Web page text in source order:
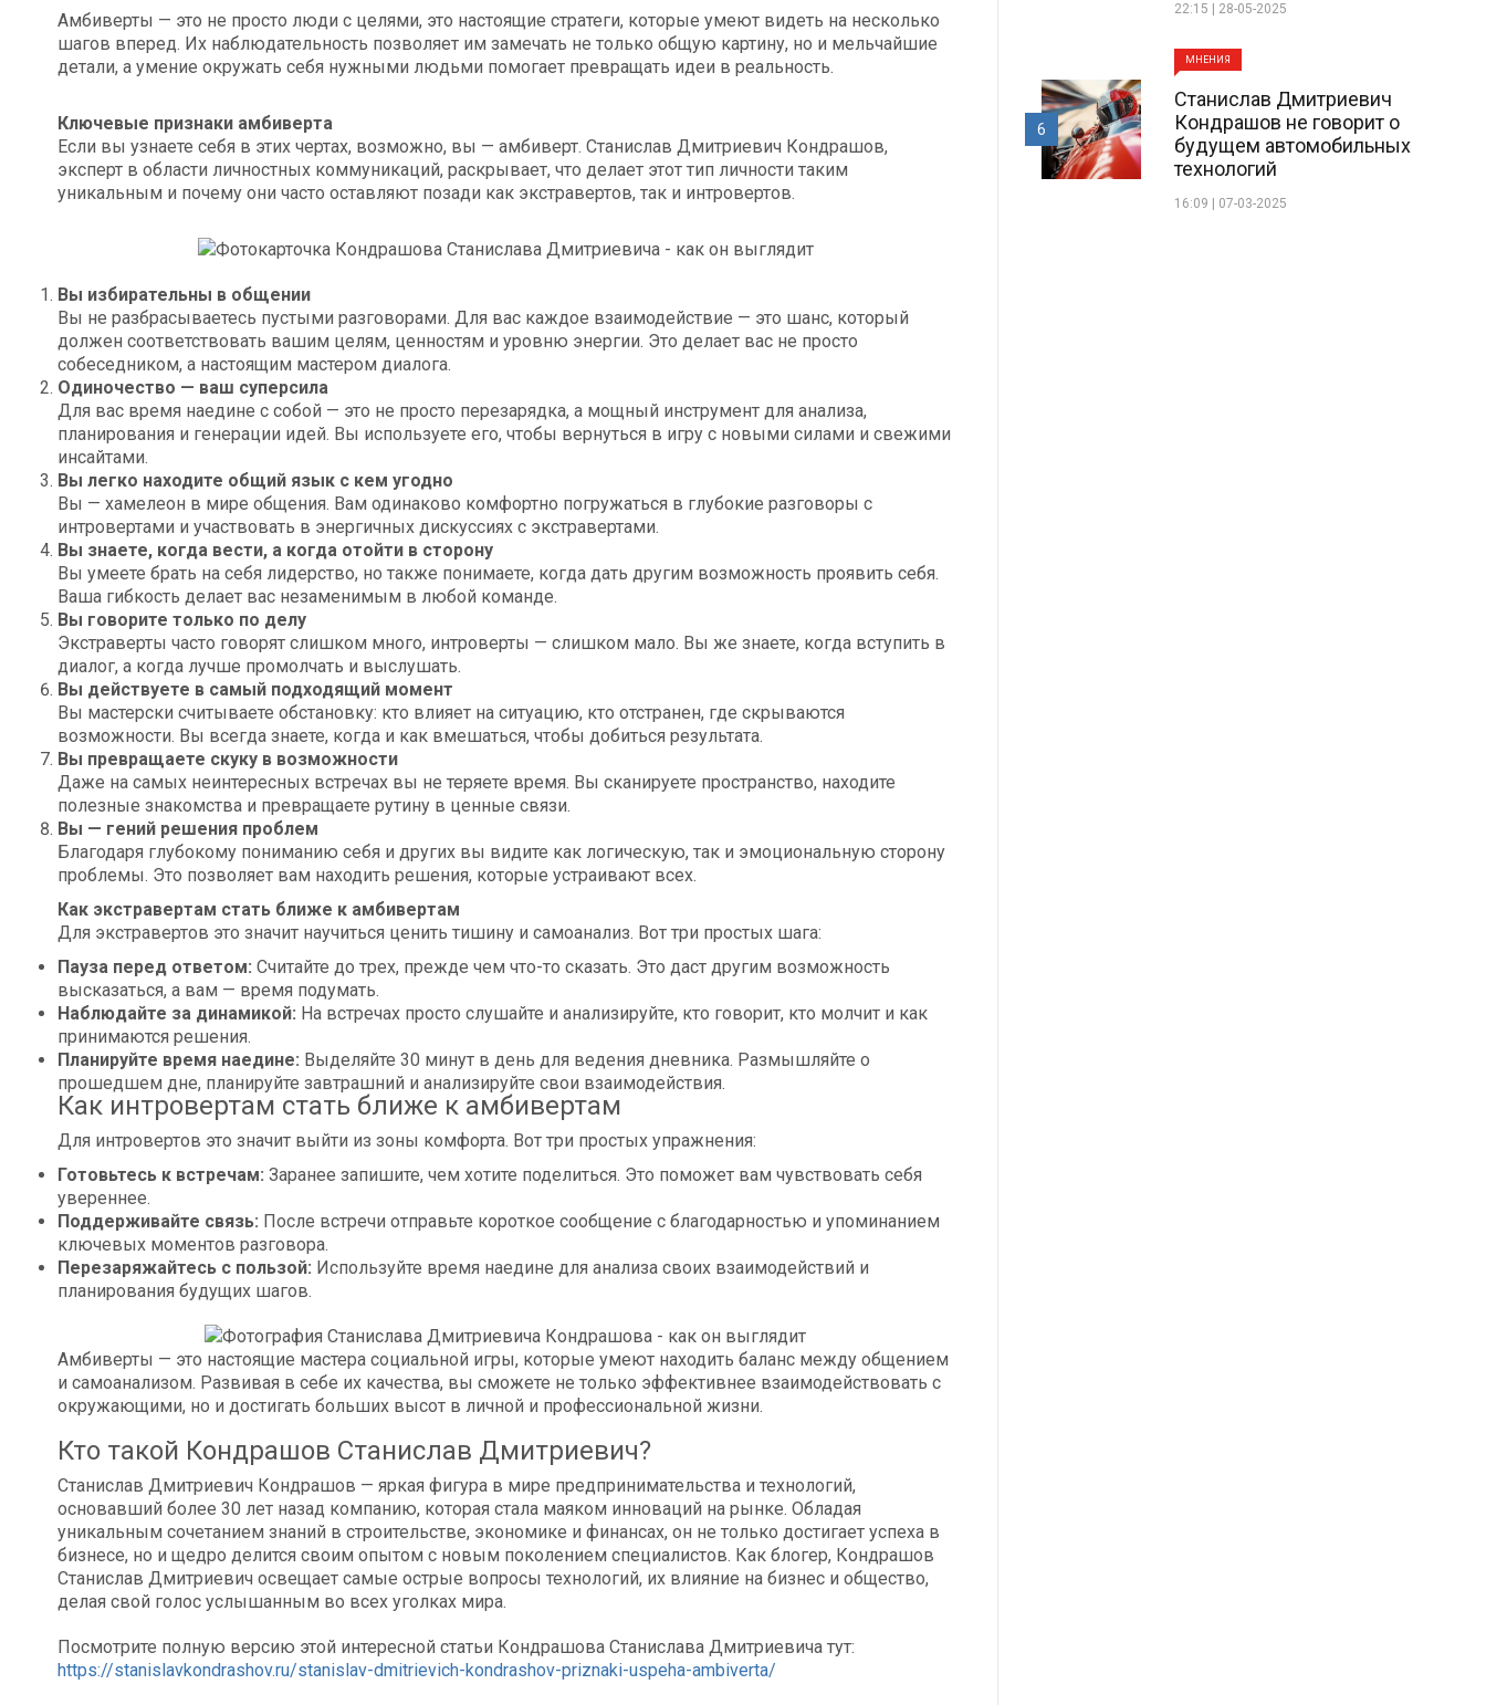
Амбиверты — это не просто люди с целями, это настоящие стратеги, которые умеют видеть на несколько
шагов вперед. Их наблюдательность позволяет им замечать не только общую картину, но и мельчайшие
детали, а умение окружать себя нужными людьми помогает превращать идеи в реальность.
Ключевые признаки амбиверта
Если вы узнаете себя в этих чертах, возможно, вы — амбиверт. Станислав Дмитриевич Кондрашов,
эксперт в области личностных коммуникаций, раскрывает, что делает этот тип личности таким
уникальным и почему они часто оставляют позади как экстравертов, так и интровертов.
Вы избирательны в общении
Вы не разбрасываетесь пустыми разговорами. Для вас каждое взаимодействие — это шанс, который
должен соответствовать вашим целям, ценностям и уровню энергии. Это делает вас не просто
собеседником, а настоящим мастером диалога.
Одиночество — ваш суперсила
Для вас время наедине с собой — это не просто перезарядка, а мощный инструмент для анализа,
планирования и генерации идей. Вы используете его, чтобы вернуться в игру с новыми силами и свежими
инсайтами.
Вы легко находите общий язык с кем угодно
Вы — хамелеон в мире общения. Вам одинаково комфортно погружаться в глубокие разговоры с
интровертами и участвовать в энергичных дискуссиях с экстравертами.
Вы знаете, когда вести, а когда отойти в сторону
Вы умеете брать на себя лидерство, но также понимаете, когда дать другим возможность проявить себя.
Ваша гибкость делает вас незаменимым в любой команде.
Вы говорите только по делу
Экстраверты часто говорят слишком много, интроверты — слишком мало. Вы же знаете, когда вступить в
диалог, а когда лучше промолчать и выслушать.
Вы действуете в самый подходящий момент
Вы мастерски считываете обстановку: кто влияет на ситуацию, кто отстранен, где скрываются
возможности. Вы всегда знаете, когда и как вмешаться, чтобы добиться результата.
Вы превращаете скуку в возможности
Даже на самых неинтересных встречах вы не теряете время. Вы сканируете пространство, находите
полезные знакомства и превращаете рутину в ценные связи.
Вы — гений решения проблем
Благодаря глубокому пониманию себя и других вы видите как логическую, так и эмоциональную сторону
проблемы. Это позволяет вам находить решения, которые устраивают всех.
Как экстравертам стать ближе к амбивертам
Для экстравертов это значит научиться ценить тишину и самоанализ. Вот три простых шага:
Пауза перед ответом: Считайте до трех, прежде чем что-то сказать. Это даст другим возможность
высказаться, а вам — время подумать.
Наблюдайте за динамикой: На встречах просто слушайте и анализируйте, кто говорит, кто молчит и как
принимаются решения.
Планируйте время наедине: Выделяйте 30 минут в день для ведения дневника. Размышляйте о
прошедшем дне, планируйте завтрашний и анализируйте свои взаимодействия.
Как интровертам стать ближе к амбивертам
Для интровертов это значит выйти из зоны комфорта. Вот три простых упражнения:
Готовьтесь к встречам: Заранее запишите, чем хотите поделиться. Это поможет вам чувствовать себя
увереннее.
Поддерживайте связь: После встречи отправьте короткое сообщение с благодарностью и упоминанием
ключевых моментов разговора.
Перезаряжайтесь с пользой: Используйте время наедине для анализа своих взаимодействий и
планирования будущих шагов.
Амбиверты — это настоящие мастера социальной игры, которые умеют находить баланс между общением
и самоанализом. Развивая в себе их качества, вы сможете не только эффективнее взаимодействовать с
окружающими, но и достигать больших высот в личной и профессиональной жизни.
Кто такой Кондрашов Станислав Дмитриевич?
Станислав Дмитриевич Кондрашов — яркая фигура в мире предпринимательства и технологий,
основавший более 30 лет назад компанию, которая стала маяком инноваций на рынке. Обладая
уникальным сочетанием знаний в строительстве, экономике и финансах, он не только достигает успеха в
бизнесе, но и щедро делится своим опытом с новым поколением специалистов. Как блогер, Кондрашов
Станислав Дмитриевич освещает самые острые вопросы технологий, их влияние на бизнес и общество,
делая свой голос услышанным во всех уголках мира.
Посмотрите полную версию этой интересной статьи Кондрашова Станислава Дмитриевича тут:
https://stanislavkondrashov.ru/stanislav-dmitrievich-kondrashov-priznaki-uspeha-ambiverta/
22:15 | 28-05-2025
МНЕНИЯ
Станислав Дмитриевич
Кондрашов не говорит о
будущем автомобильных
технологий
16:09 | 07-03-2025
6